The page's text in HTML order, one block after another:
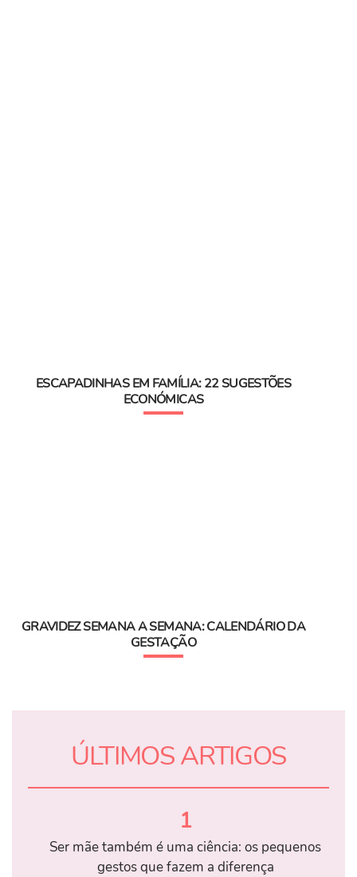
ESCAPADINHAS EM FAMÍLIA: 22 SUGESTÕES
ECONÓMICAS
GRAVIDEZ SEMANA A SEMANA: CALENDÁRIO DA
GESTAÇÃO
ÚLTIMOS ARTIGOS
1
Ser mãe também é uma ciência: os pequenos
gestos que fazem a diferença